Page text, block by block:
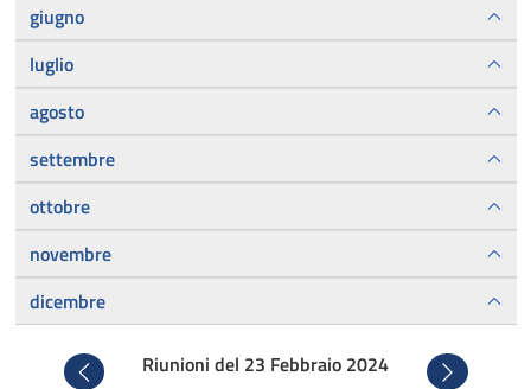
giugno
luglio
agosto
settembre
ottobre
novembre
dicembre
PrecedenteRiunioni del 23 Febbraio 2024 Successivo